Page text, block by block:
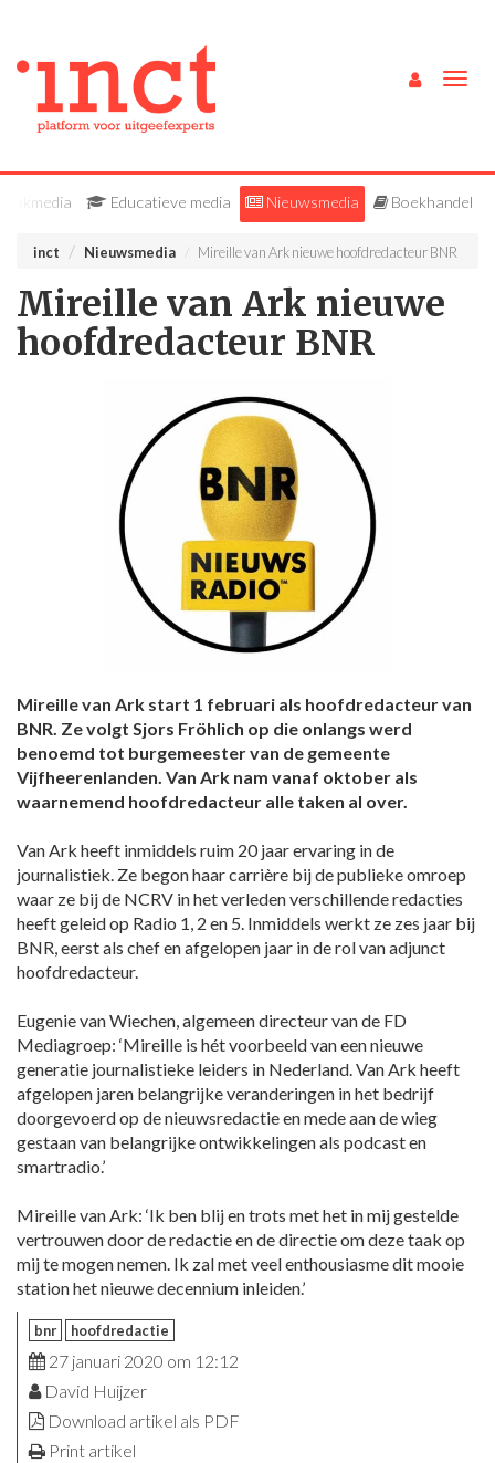
Vakmedia Educatieve media Nieuwsmedia Boekhandel
inct Nieuwsmedia Mireille van Ark nieuwe hoofdredacteur BNR
Mireille van Ark nieuwe
hoofdredacteur BNR
Mireille van Ark start 1 februari als hoofdredacteur van
BNR. Ze volgt Sjors Fröhlich op die onlangs werd
benoemd tot burgemeester van de gemeente
Vijfheerenlanden. Van Ark nam vanaf oktober als
waarnemend hoofdredacteur alle taken al over.
Van Ark heeft inmiddels ruim 20 jaar ervaring in de
journalistiek. Ze begon haar carrière bij de publieke omroep
waar ze bij de NCRV in het verleden verschillende redacties
heeft geleid op Radio 1, 2 en 5. Inmiddels werkt ze zes jaar bij
BNR, eerst als chef en afgelopen jaar in de rol van adjunct
hoofdredacteur.
Eugenie van Wiechen, algemeen directeur van de FD
Mediagroep: ‘Mireille is hét voorbeeld van een nieuwe
generatie journalistieke leiders in Nederland. Van Ark heeft
afgelopen jaren belangrijke veranderingen in het bedrijf
doorgevoerd op de nieuwsredactie en mede aan de wieg
gestaan van belangrijke ontwikkelingen als podcast en
smartradio.’
Mireille van Ark: ‘Ik ben blij en trots met het in mij gestelde
vertrouwen door de redactie en de directie om deze taak op
mij te mogen nemen. Ik zal met veel enthousiasme dit mooie
station het nieuwe decennium inleiden.’
bnr hoofdredactie
27 januari 2020 om 12:12
David Huijzer
Download artikel als PDF
Print artikel